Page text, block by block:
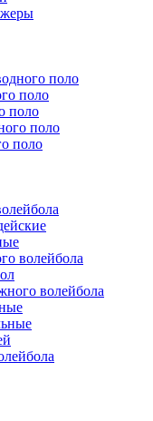
поло
поло
поло
поло
поло
волейбола
волейбола